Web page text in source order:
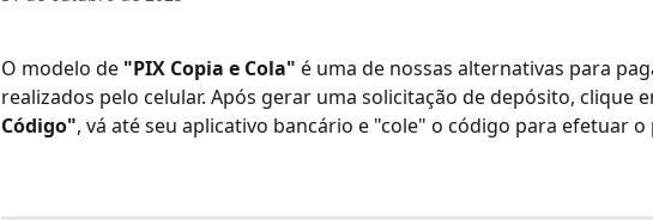
O modelo de "PIX Copia e Cola" é uma de nossas alternativas para
realizados pelo celular. Após gerar uma solicitação de depósito, clique
Código", vá até seu aplicativo bancário e "cole" o código para efetuar